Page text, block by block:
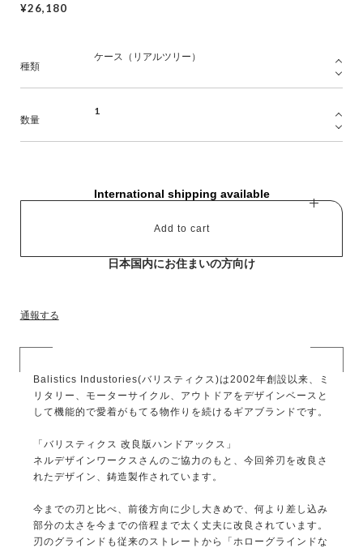
¥26,180
種類
数量
International shipping available
Add to cart
日本国内にお住まいの方向け
通報する
Balistics Industories(バリスティクス)は2002年創設以来、ミ
リタリー、モーターサイクル、アウトドアをデザインベースと
して機能的で愛着がもてる物作りを続けるギアブランドです。
「バリスティクス 改良版ハンドアックス」
ネルデザインワークスさんのご協力のもと、今回斧刃を改良さ
れたデザイン、鋳造製作されています。
今までの刃と比べ、前後方向に少し大きめで、何より差し込み
部分の太さを今までの倍程まで太く丈夫に改良されています。
刃のグラインドも従来のストレートから「ホローグラインドな